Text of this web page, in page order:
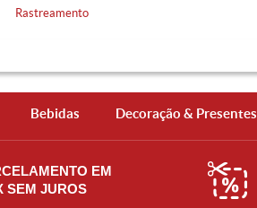
Rastreamento
Bebidas Decoração & Presentes
EM
SEM JUROS